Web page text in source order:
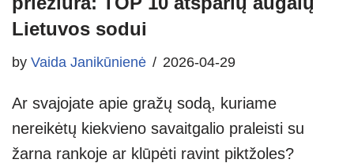
Lietuvos sodui
by Vaida Janikūnienė 2026-04-29
Ar svajojate apie gražų sodą, kuriame
nereikėtų kiekvieno savaitgalio praleisti su
žarna rankoje ar klūpėti ravint piktžoles?